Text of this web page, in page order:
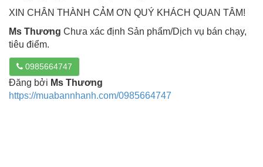
XIN CHÂN THÀNH CẢM ƠN QUÝ KHÁCH QUAN TÂM!
Ms Thương Chưa xác định Sản phẩm/Dịch vụ bán chạy,
tiêu điểm.
0985664747
Đăng bởi Ms Thương
https://muabannhanh.com/0985664747